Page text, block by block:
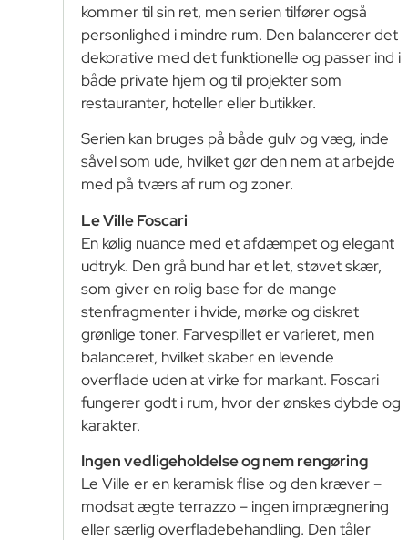
kommer til sin ret, men serien tilfører også
personlighed i mindre rum. Den balancerer det
dekorative med det funktionelle og passer ind i
både private hjem og til projekter som
restauranter, hoteller eller butikker.
Serien kan bruges på både gulv og væg, inde
såvel som ude, hvilket gør den nem at arbejde
med på tværs af rum og zoner.
Le Ville Foscari
En kølig nuance med et afdæmpet og elegant
udtryk. Den grå bund har et let, støvet skær,
som giver en rolig base for de mange
stenfragmenter i hvide, mørke og diskret
grønlige toner. Farvespillet er varieret, men
balanceret, hvilket skaber en levende
overflade uden at virke for markant. Foscari
fungerer godt i rum, hvor der ønskes dybde og
karakter.
Ingen vedligeholdelse og nem rengøring
Le Ville er en keramisk flise og den kræver –
modsat ægte terrazzo – ingen imprægnering
eller særlig overfladebehandling. Den tåler